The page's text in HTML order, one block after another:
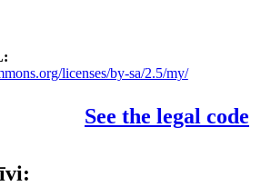
licenses/by-sa/2.5/my/
See the legal code